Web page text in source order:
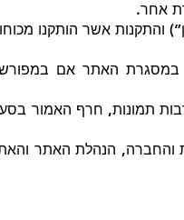
אחר.
התשמ”א-1981 (להלן: “חוק הגנת הצרכן”) והתקנות אשר
במסגרת האתר אם
תמונות, חרף האמור
והחברה, הנהלת האתר